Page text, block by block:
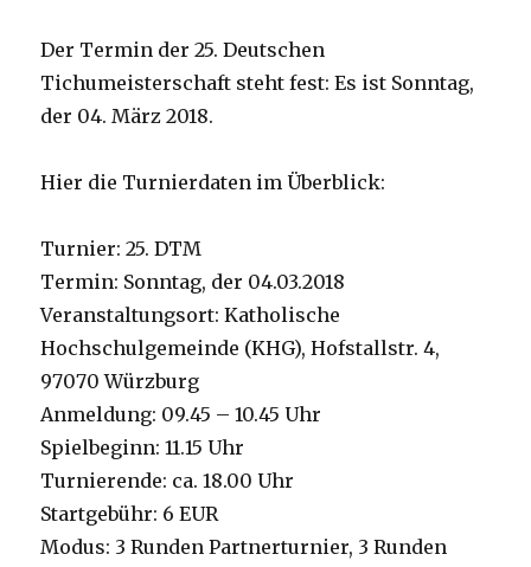
Der Termin der 25. Deutschen
Tichumeisterschaft steht fest: Es ist Sonntag,
der 04. März 2018.
Hier die Turnierdaten im Überblick:
Turnier: 25. DTM
Termin: Sonntag, der 04.03.2018
Veranstaltungsort: Katholische
Hochschulgemeinde (KHG), Hofstallstr. 4,
97070 Würzburg
Anmeldung: 09.45 – 10.45 Uhr
Spielbeginn: 11.15 Uhr
Turnierende: ca. 18.00 Uhr
Startgebühr: 6 EUR
Modus: 3 Runden Partnerturnier, 3 Runden